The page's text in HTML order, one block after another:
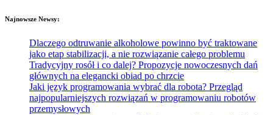
Najnowsze Newsy:
Dlaczego odtruwanie alkoholowe powinno być traktowane
jako etap stabilizacji, a nie rozwiązanie całego problemu
Tradycyjny rosół i co dalej? Propozycje nowoczesnych dań
głównych na elegancki obiad po chrzcie
Jaki język programowania wybrać dla robota? Przegląd
najpopularniejszych rozwiązań w programowaniu robotów
przemysłowych